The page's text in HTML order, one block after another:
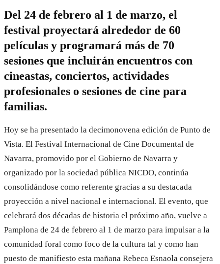
foco
del
cine
internacional
Del 24 de febrero al 1 de marzo, el
festival proyectará alrededor de 60
películas y programará más de 70
sesiones que incluirán encuentros con
cineastas, conciertos, actividades
profesionales o sesiones de cine para
familias.
Hoy se ha presentado la decimonovena edición de Punto de
Vista. El Festival Internacional de Cine Documental de
Navarra, promovido por el Gobierno de Navarra y
organizado por la sociedad pública NICDO, continúa
consolidándose como referente gracias a su destacada
proyección a nivel nacional e internacional. El evento, que
celebrará dos décadas de historia el próximo año, vuelve a
Pamplona de 24 de febrero al 1 de marzo para impulsar a la
comunidad foral como foco de la cultura tal y como han
puesto de manifiesto esta mañana Rebeca Esnaola consejera